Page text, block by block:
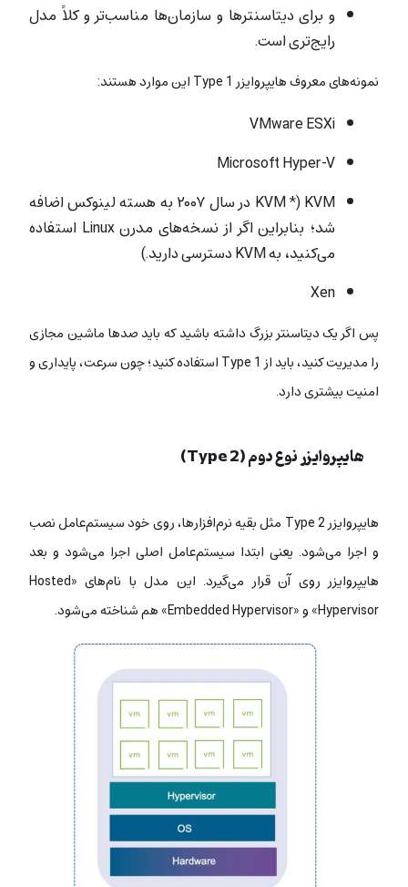
و برای دیتاسنترها و سازمان‌ها مناسب‌تر و کلاً مدل
رایج‌تری است.
نمونه‌های معروف هایپروایزر Type 1 این موارد هستند:
VMware ESXi
Microsoft Hyper-V
KVM (*
KVM در سال ۲۰۰۷ به هسته لینوکس اضافه
شد؛ بنابراین اگر از نسخه‌های مدرن Linux استفاده
می‌کنید، به KVM دسترسی دارید.
)
Xen
پس اگر یک دیتاسنتر بزرگ داشته باشید که باید صدها ماشین مجازی
را مدیریت کنید، باید از Type 1 استفاده کنید؛ چون سرعت، پایداری و
امنیت بیشتری دارد.
هایپروایزر نوع دوم (Type 2)
هایپروایزر Type 2 مثل بقیه نرم‌افزارها، روی خود سیستم‌عامل نصب
و اجرا می‌شود. یعنی ابتدا سیستم‌عامل اصلی اجرا می‌شود و بعد
هایپروایزر روی آن قرار می‌گیرد. این مدل با نام‌های «Hosted
Hypervisor» و «
Embedded Hypervisor» هم شناخته می‌شود.